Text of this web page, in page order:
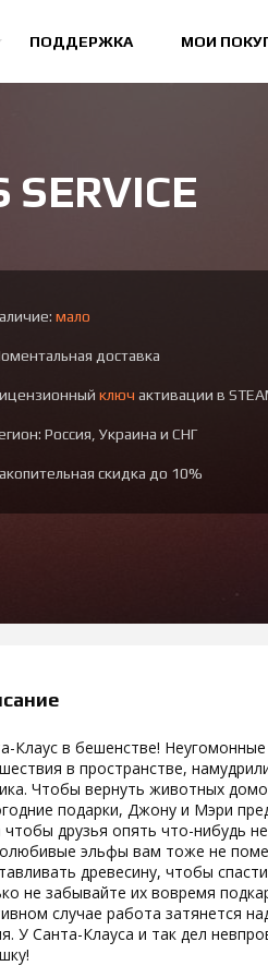
ПОДДЕРЖКА МОИ
мало
доставка
ключ активации в
Россия, Украина и СНГ
скидка до 10%
Клаус в бешенстве!
в пространстве,
Чтобы вернуть животных
подарки, Джону и Мэри
чтобы друзья опять что-нибудь
эльфы вам тоже не
древесину, чтобы
не забывайте их вовремя
случае работа затянется
У Санта-Клауса и так дел